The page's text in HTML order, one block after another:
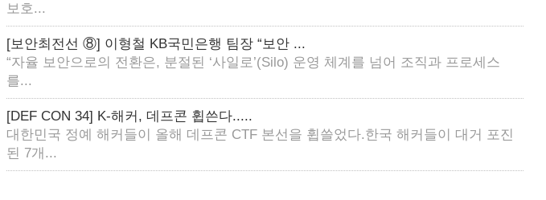
보호...
[보안최전선 ⑧] 이형철 KB국민은행 팀장 “보안 ...
“자율 보안으로의 전환은, 분절된 ‘사일로’(Silo) 운영 체계를 넘어 조직과 프로세스
를...
[DEF CON 34] K-해커, 데프콘 휩쓴다.....
대한민국 정예 해커들이 올해 데프콘 CTF 본선을 휩쓸었다.한국 해커들이 대거 포진
된 7개...